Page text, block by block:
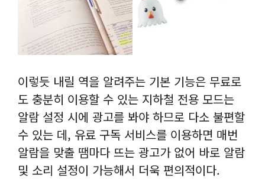
이렇듯 내릴 역을 알려주는 기본 기능은 무료로
도 충분히 이용할 수 있는 지하철 전용 모드는
알람 설정 시에 광고를 봐야 하므로 다소 불편할
수 있는 데, 유료 구독 서비스를 이용하면 매번
알람을 맞출 땜마다 뜨는 광고가 없어 바로 알람
및 소리 설정이 가능해서 더욱 편의적이다.